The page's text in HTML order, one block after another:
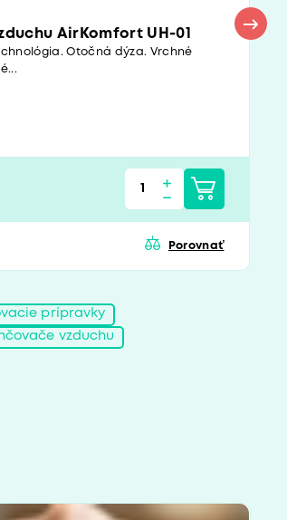
AirKomfort UH-01
Otočná dýza. Vrchné
Porovnať
prípravky
vzduchu